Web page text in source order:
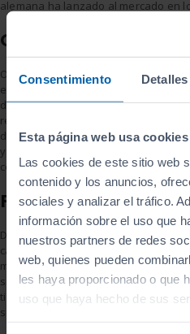
Consentimiento Detalles
Esta página web usa cookies
Las cookies de este sitio web
contenido y los anuncios,
sociales y analizar el tráfico.
información sobre el uso que
nuestros partners de redes
web, quienes pueden
les haya proporcionado o que
uso que haya hecho de sus
alemana ha lanzado al mercado en
Citroën C4
Otro compacto crossover que
eléctrica pero también está
de 130 CV. La nueva generación
revolucionario para la marca, con
de un compacto coupé. Cuenta
y está equipado con los últimos
conducción.
Ford Mustang
De nuevo un SUV eléctrico, el
candidatos. Un deportivo
marcadas. Su interior destaca
simples y con un interfaz muy
tiene versiones de 337, 465 y 487
superan incluso los 600 kilómetros.